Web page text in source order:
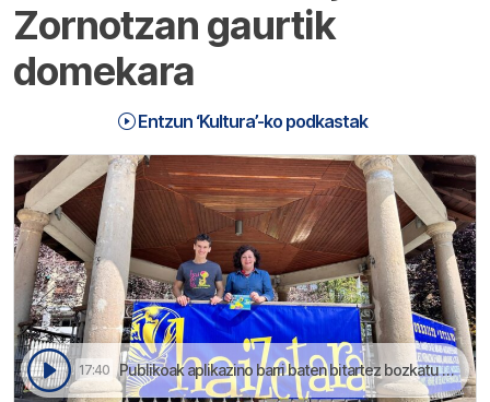
Zornotzan gaurtik
domekara
Entzun ‘Kultura’-ko podkastak
17:40 Publikoak aplikazino barri baten bitartez bozkatu ahal izango dau | Kultura